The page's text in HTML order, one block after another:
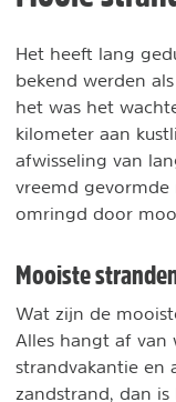
Het heeft lang
bekend werden
het was het
kilometer aan
afwisseling van
vreemd gevormde
omringd door
Mooiste
Wat zijn de
Alles hangt af van
strandvakantie en
zandstrand, dan